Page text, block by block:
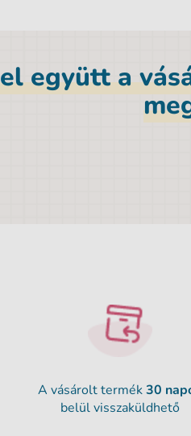
együtt a
A vásárolt termék30
belül visszaküldhető